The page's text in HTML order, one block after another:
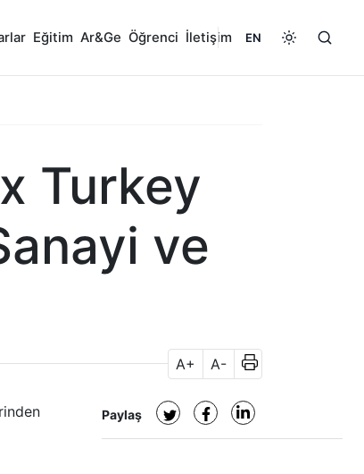
Eğitim Ar&Ge Öğrenci İletişim EN
Turkey
ve
A+ A-
Paylaş